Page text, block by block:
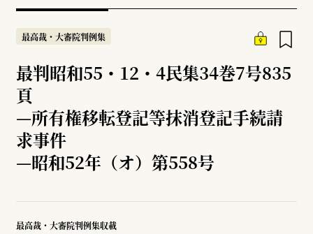
最高裁・大審院判例集
最判昭和55・12・4民集34巻7号835
頁
—所有権移転登記等抹消登記手続請
求事件
—昭和52年（オ）第558号
最高裁・大審院判例集収載